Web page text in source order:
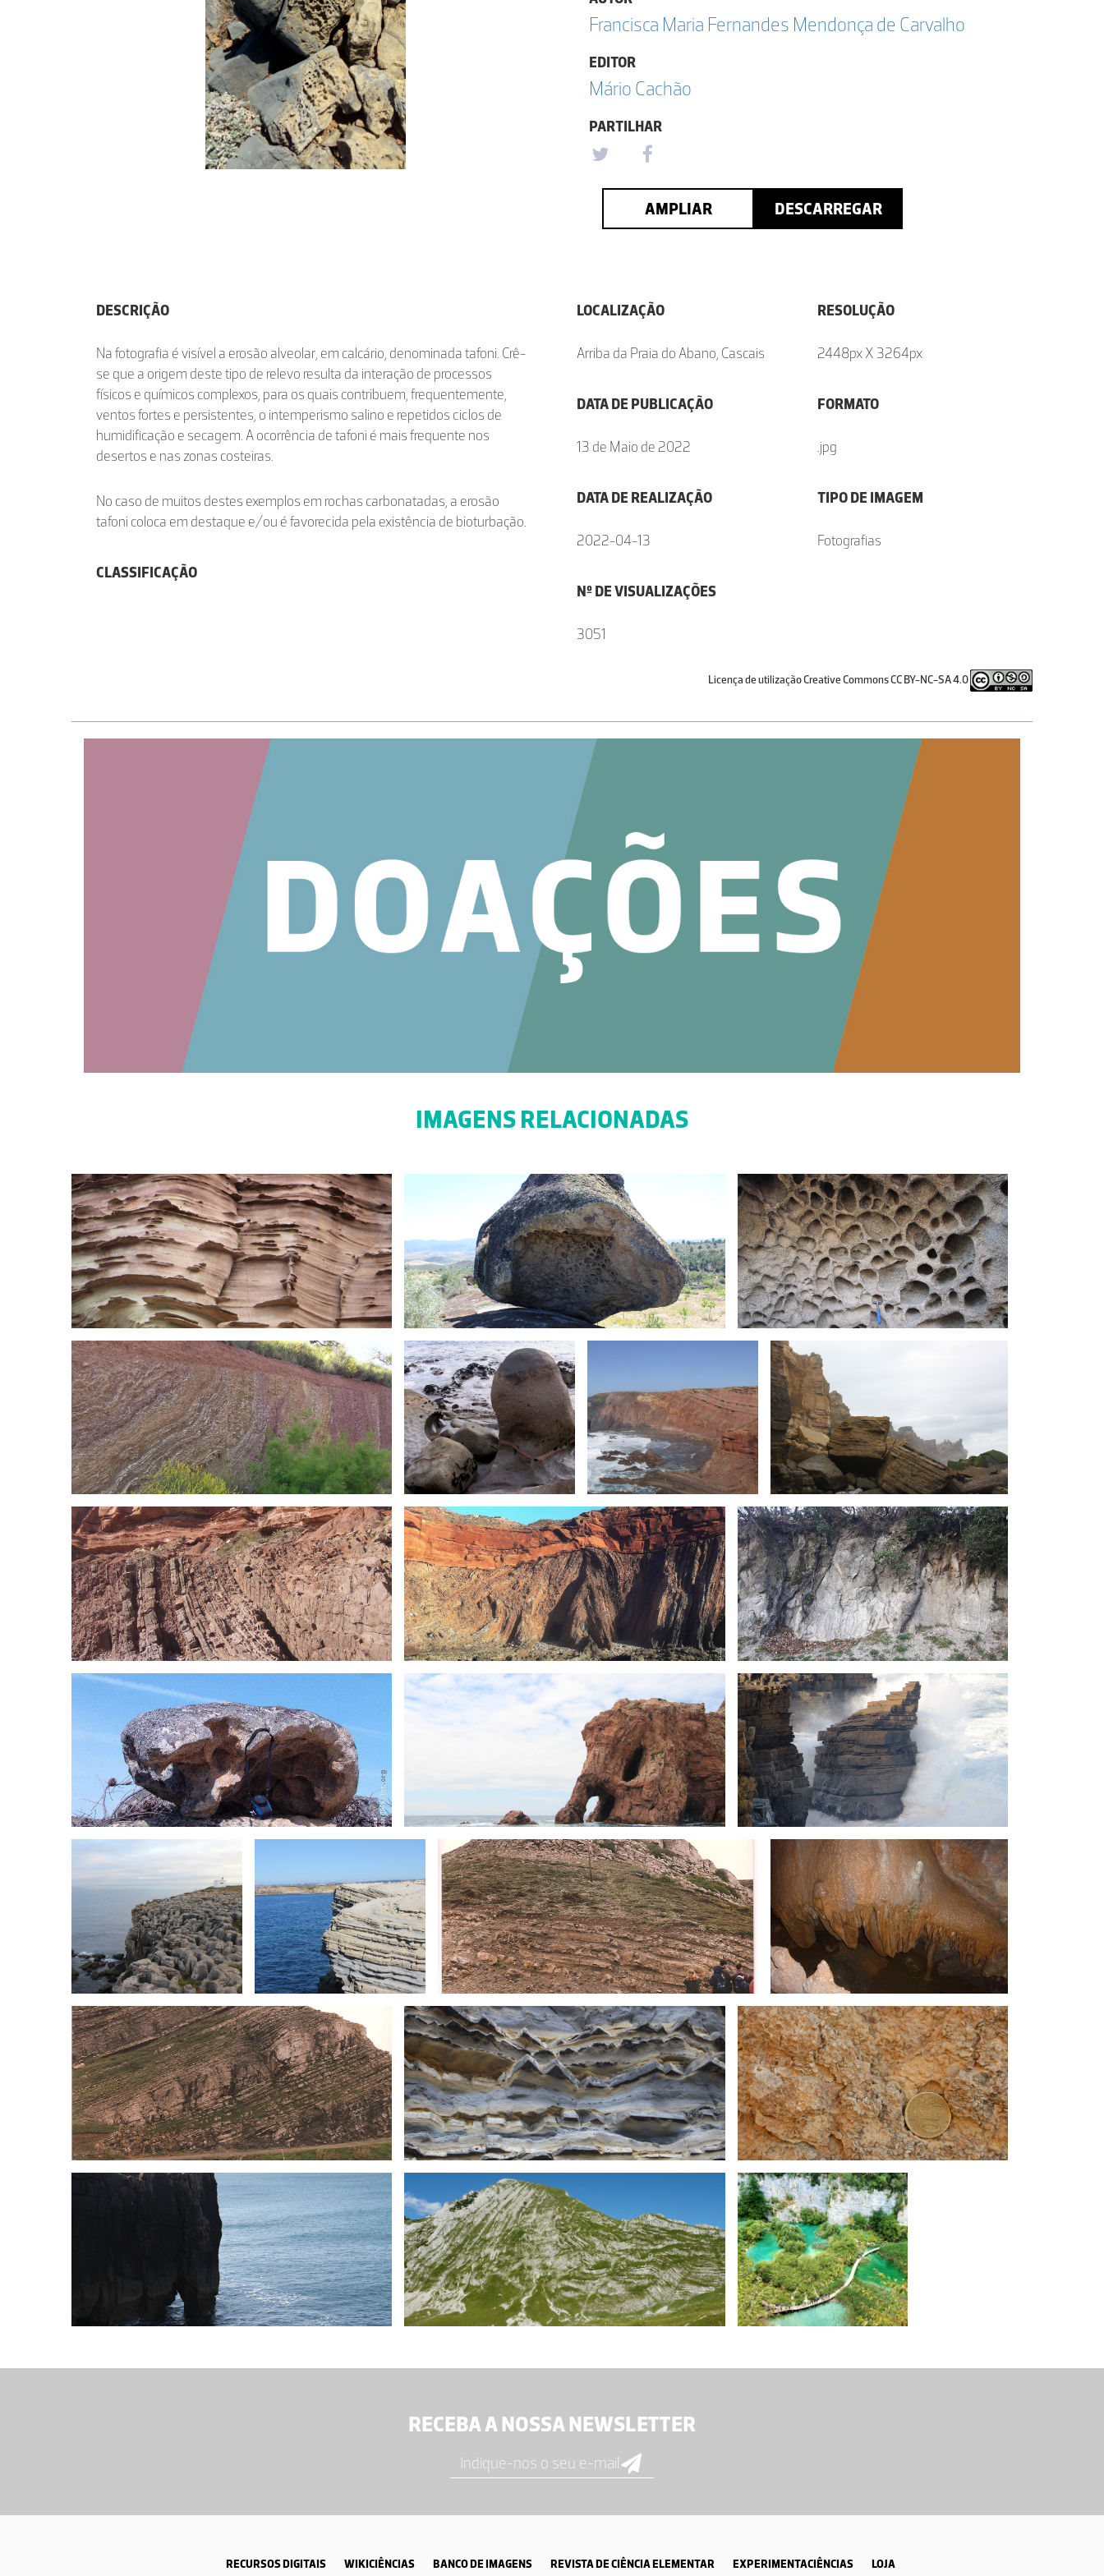
Francisca Maria Fernandes Mendonça de Carvalho
EDITOR
Mário Cachão
PARTILHAR
AMPLIAR DESCARREGAR
DESCRIÇÃO
Na fotografia é visível a erosão alveolar, em calcário, denominada tafoni. Crê-
se que a origem deste tipo de relevo resulta da interação de processos
físicos e químicos complexos, para os quais contribuem, frequentemente,
ventos fortes e persistentes, o intemperismo salino e repetidos ciclos de
humidificação e secagem. A ocorrência de tafoni é mais frequente nos
desertos e nas zonas costeiras.
No caso de muitos destes exemplos em rochas carbonatadas, a erosão
tafoni coloca em destaque e/ou é favorecida pela existência de bioturbação.
CLASSIFICAÇÃO
LOCALIZAÇÃO
Arriba da Praia do Abano, Cascais
DATA DE PUBLICAÇÃO
13 de Maio de 2022
DATA DE REALIZAÇÃO
2022-04-13
Nº DE VISUALIZAÇÕES
3051
RESOLUÇÃO
2448px X 3264px
FORMATO
.jpg
TIPO DE IMAGEM
Fotografias
Licença de utilização Creative Commons CC BY-NC-SA 4.0
IMAGENS RELACIONADAS
RECEBA A NOSSA NEWSLETTER
RECURSOS DIGITAIS WIKICIÊNCIAS BANCO DE IMAGENS REVISTA DE CIÊNCIA ELEMENTAR EXPERIMENTACIÊNCIAS LOJA